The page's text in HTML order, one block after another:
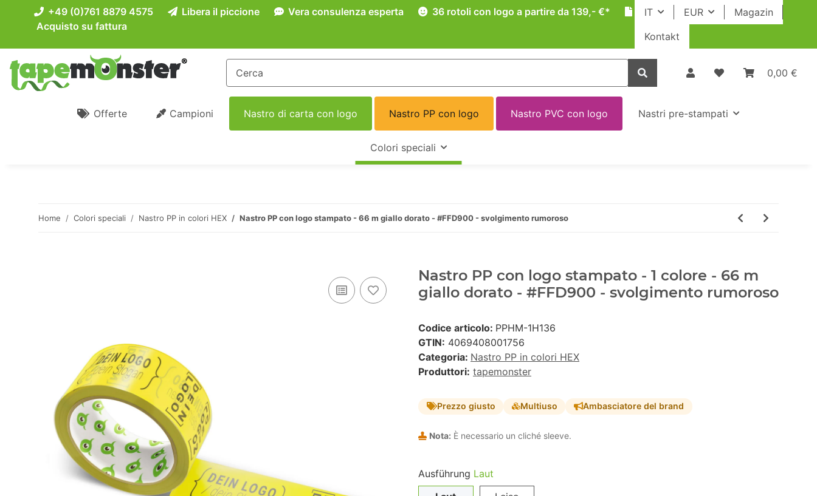
IT EUR
Magazin
Kontakt
+49 (0)761 8879 4575 Libera il piccione Vera consulenza esperta
36 rotoli con logo a partire da 139,- €*
Acquisto su fattura
0,00 €
Offerte Campioni Nastro di carta con logo Nastro PP con logo Nastro PVC con logo Nastri pre-stampati
Colori speciali
Home Colori speciali Nastro PP in colori HEX Nastro PP con logo stampato - 66 m giallo dorato - #FFD900 - svolgimento rumoroso
Nastro PP con logo stampato - 1 colore - 66 m
giallo dorato - #FFD900 - svolgimento rumoroso
Codice articolo: PPHM-1H136
GTIN: 4069408001756
Categoria: Nastro PP in colori HEX
Produttori: tapemonster
Prezzo giusto Multiuso Ambasciatore del brand
Nota: È necessario un cliché sleeve.
Ausführung Laut